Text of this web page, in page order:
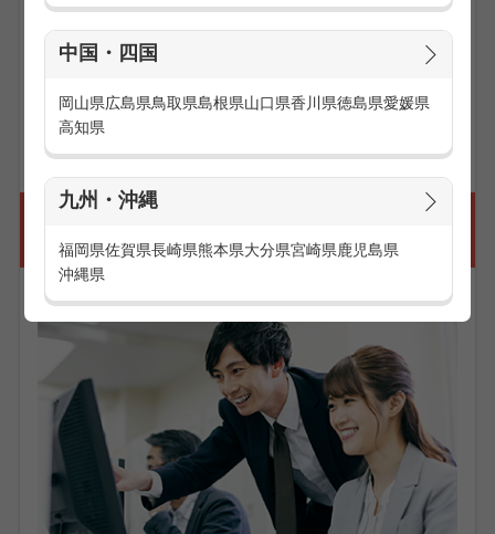
中国・四国
岡山県広島県鳥取県島根県山口県香川県徳島県愛媛県
高知県
九州・沖縄
福岡県佐賀県長崎県熊本県大分県宮崎県鹿児島県
沖縄県
企業やお客様へ商品の満足度調査やアンケートをとるテレマ
ーケティングや、営業活動として企業やお客様へアポイント
を獲得するテレフォンアポインターが挙げられます。
こんなに働きやすい、コールセンターの勤
務体制